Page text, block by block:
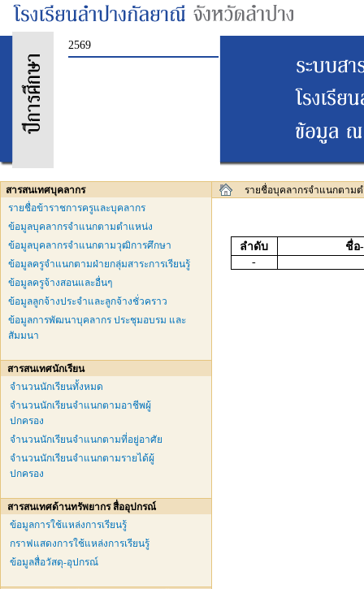
2569
สารสนเทศบุคลากร
รายชื่อข้าราชการครูและบุคลากร
ข้อมูลบุคลากรจำแนกตามตำแหน่ง
ข้อมูลบุคลากรจำแนกตามวุฒิการศึกษา
ข้อมูลครูจำแนกตามฝ่ายกลุ่มสาระการเรียนรู้
ข้อมูลครูจ้างสอนและอื่นๆ
ข้อมูลลูกจ้างประจำและลูกจ้างชั่วคราว
ข้อมูลการพัฒนาบุคลากร ประชุมอบรม และ
สัมมนา
สารสนเทศนักเรียน
จำนวนนักเรียนทั้งหมด
จำนวนนักเรียนจำแนกตามอาชีพผู้
ปกครอง
จำนวนนักเรียนจำแนกตามที่อยู่อาศัย
จำนวนนักเรียนจำแนกตามรายได้ผู้
ปกครอง
สารสนเทศด้านทรัพยากร สื่ออุปกรณ์
ข้อมูลการใช้แหล่งการเรียนรู้
กราฟแสดงการใช้แหล่งการเรียนรู้
ข้อมูลสื่อวัสดุ-อุปกรณ์
รายชื่อบุคลากรจำแนกตาม
ลำดับ
ชื่อ
-